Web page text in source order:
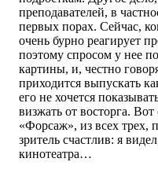
преподавателей, в
первых порах. Сейчас,
очень бурно реагирует
поэтому спросом у нее
картины, и, честно
приходится выпускать
его не хочется
визжать от восторга.
«Форсаж», из всех
зритель счастлив: я
кинотеатра…